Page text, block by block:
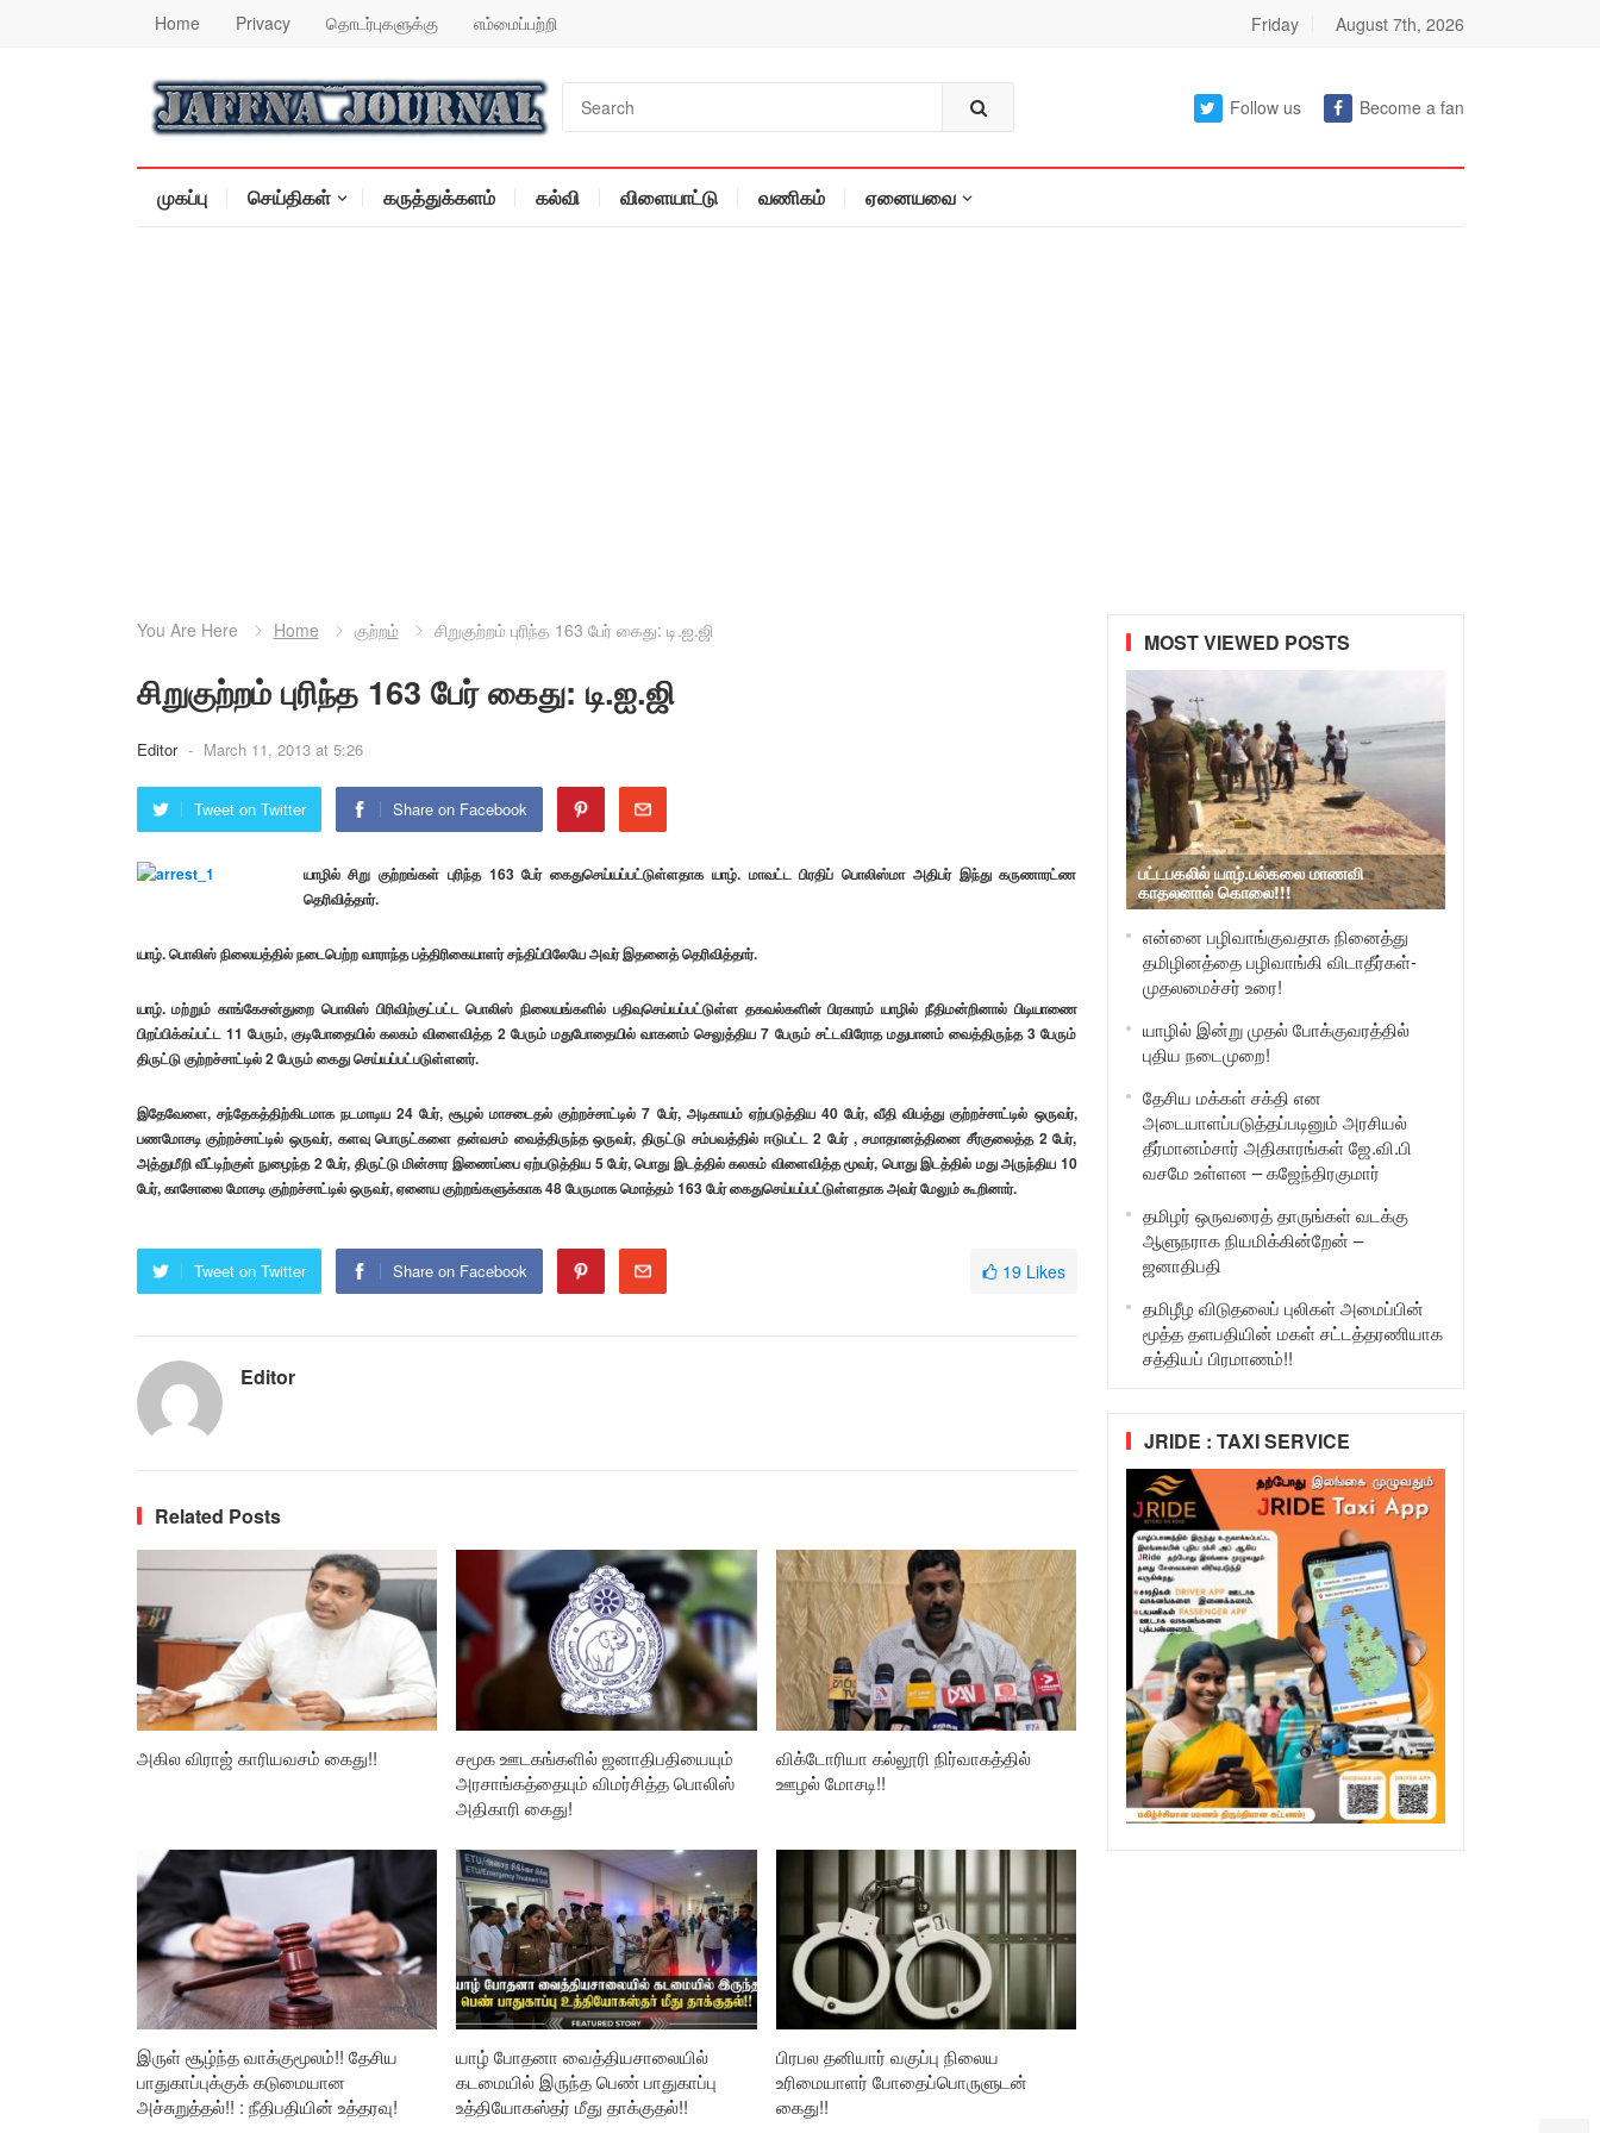
Home Privacy தொடர்புகளுக்கு எம்மைப்பற்றி Friday August 7th, 2026
Follow us Become a fan
முகப்பு செய்திகள் கருத்துக்களம் கல்வி விளையாட்டு வணிகம் ஏனையவை
You Are Here Home குற்றம் சிறுகுற்றம் புரிந்த 163 பேர் கைது: டி.ஐ.ஜி
சிறுகுற்றம் புரிந்த 163 பேர் கைது: டி.ஐ.ஜி
Editor - March 11, 2013 at 5:26
Tweet on Twitter Share on Facebook
யாழில் சிறு குற்றங்கள் புரிந்த 163 பேர் கைதுசெய்யப்பட்டுள்ளதாக யாழ். மாவட்ட பிரதிப் பொலிஸ்மா அதிபர் இந்து கருணாரட்ண
தெரிவித்தார்.
யாழ். பொலிஸ் நிலையத்தில் நடைபெற்ற வாராந்த பத்திரிகையாளர் சந்திப்பிலேயே அவர் இதனைத் தெரிவித்தார்.
யாழ். மற்றும் காங்கேசன்துறை பொலிஸ் பிரிவிற்குட்பட்ட பொலிஸ் நிலையங்களில் பதிவுசெய்யப்பட்டுள்ள தகவல்களின் பிரகாரம் யாழில் நீதிமன்றினால் பிடியாணை
பிறப்பிக்கப்பட்ட 11 பேரும், குடிபோதையில் கலகம் விளைவித்த 2 பேரும் மதுபோதையில் வாகனம் செலுத்திய 7 பேரும் சட்டவிரோத மதுபானம் வைத்திருந்த 3 பேரும்
திருட்டு குற்றச்சாட்டில் 2 பேரும் கைது செய்யப்பட்படுள்ளனர்.
இதேவேளை, சந்தேகத்திற்கிடமாக நடமாடிய 24 பேர், சூழல் மாசடைதல் குற்றச்சாட்டில் 7 பேர், அடிகாயம் ஏற்படுத்திய 40 பேர், வீதி விபத்து குற்றச்சாட்டில் ஒருவர்,
பணமோசடி குற்றச்சாட்டில் ஒருவர், களவு பொருட்களை தன்வசம் வைத்திருந்த ஒருவர், திருட்டு சம்பவத்தில் ஈடுபட்ட 2 பேர் , சமாதானத்தினை சீர்குலைத்த 2 பேர்,
அத்துமீறி வீட்டிற்குள் நுழைந்த 2 பேர், திருட்டு மின்சார இணைப்பை ஏற்படுத்திய 5 பேர், பொது இடத்தில் கலகம் விளைவித்த மூவர், பொது இடத்தில் மது அருந்திய 10
பேர், காசோலை மோசடி குற்றச்சாட்டில் ஒருவர், ஏனைய குற்றங்களுக்காக 48 பேருமாக மொத்தம் 163 பேர் கைதுசெய்யப்பட்டுள்ளதாக அவர் மேலும் கூறினார்.
Tweet on Twitter Share on Facebook 19 Likes
Editor
Related Posts
அகில விராஜ் காரியவசம் கைது!!
சமூக ஊடகங்களில் ஜனாதிபதியையும்
அரசாங்கத்தையும் விமர்சித்த பொலிஸ்
அதிகாரி கைது!
விக்டோரியா கல்லூரி நிர்வாகத்தில்
ஊழல் மோசடி!!
இருள் சூழ்ந்த வாக்குமூலம்!! தேசிய
பாதுகாப்புக்குக் கடுமையான
அச்சுறுத்தல்!! : நீதிபதியின் உத்தரவு!
யாழ் போதனா வைத்தியசாலையில்
கடமையில் இருந்த பெண் பாதுகாப்பு
உத்தியோகஸ்தர் மீது தாக்குதல்!!
பிரபல தனியார் வகுப்பு நிலைய
உரிமையாளர் போதைப்பொருளுடன்
கைது!!
MOST VIEWED POSTS
பட்டபகலில் யாழ்.பல்கலை மாணவி
காதலனால் கொலை!!!
என்னை பழிவாங்குவதாக நினைத்து
தமிழினத்தை பழிவாங்கி விடாதீர்கள்-
முதலமைச்சர் உரை!
யாழில் இன்று முதல் போக்குவரத்தில்
புதிய நடைமுறை!
தேசிய மக்கள் சக்தி என
அடையாளப்படுத்தப்படினும் அரசியல்
தீர்மானம்சார் அதிகாரங்கள் ஜே.வி.பி
வசமே உள்ளன – கஜேந்திரகுமார்
தமிழர் ஒருவரைத் தாருங்கள் வடக்கு
ஆளுநராக நியமிக்கின்றேன் –
ஜனாதிபதி
தமிழீழ விடுதலைப் புலிகள் அமைப்பின்
மூத்த தளபதியின் மகள் சட்டத்தரணியாக
சத்தியப் பிரமாணம்!!
JRIDE : TAXI SERVICE